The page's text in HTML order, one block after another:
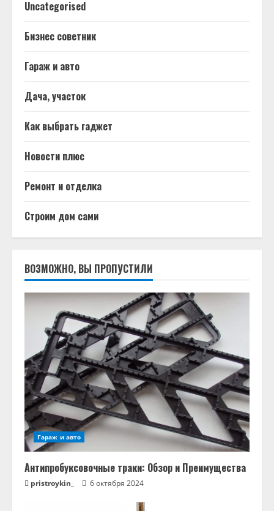
Uncategorised
Бизнес советник
Гараж и авто
Дача, участок
Как выбрать гаджет
Новости плюс
Ремонт и отделка
Строим дом сами
ВОЗМОЖНО, ВЫ ПРОПУСТИЛИ
Гараж и авто
Антипробуксовочные траки: Обзор и Преимущества
pristroykin_ 6 октября 2024